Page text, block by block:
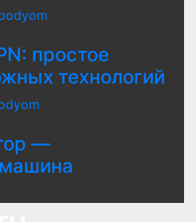
простое
технологий
—